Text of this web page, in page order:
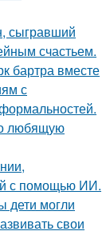
сыгравший
счастьем.
бартра вместе
с
любящую
с помощью ИИ.
дети могли
свои